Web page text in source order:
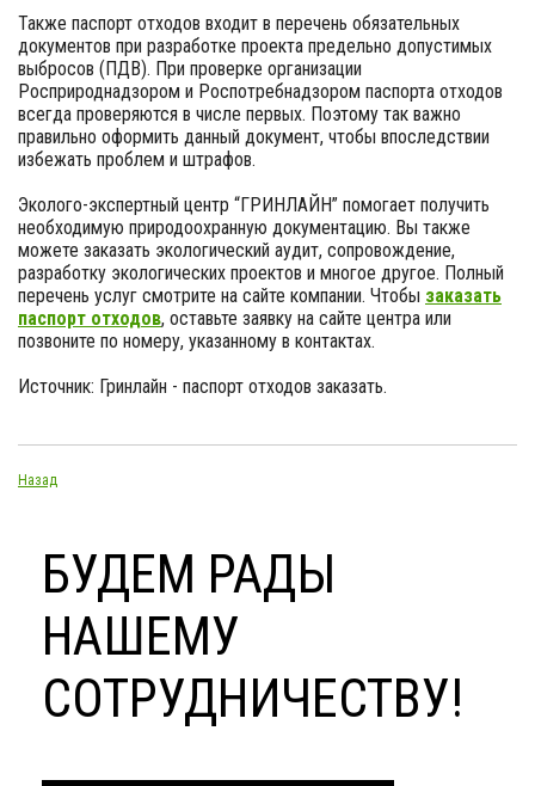
Также паспорт отходов входит в перечень обязательных
документов при разработке проекта предельно допустимых
выбросов (ПДВ). При проверке организации
Росприроднадзором и Роспотребнадзором паспорта отходов
всегда проверяются в числе первых. Поэтому так важно
правильно оформить данный документ, чтобы впоследствии
избежать проблем и штрафов.
Эколого-экспертный центр “ГРИНЛАЙН” помогает получить
необходимую природоохранную документацию. Вы также
можете заказать экологический аудит, сопровождение,
разработку экологических проектов и многое другое. Полный
перечень услуг смотрите на сайте компании. Чтобы заказать
паспорт отходов, оставьте заявку на сайте центра или
позвоните по номеру, указанному в контактах.
Источник: Гринлайн - паспорт отходов заказать.
Назад
БУДЕМ РАДЫ
НАШЕМУ
СОТРУДНИЧЕСТВУ!